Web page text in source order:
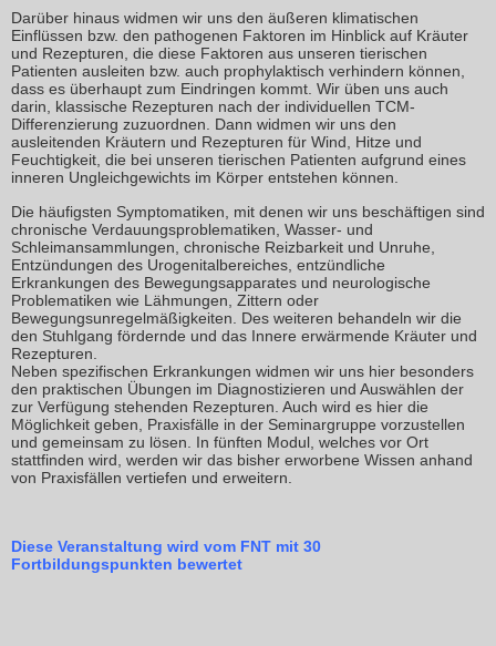
Darüber hinaus widmen wir uns den äußeren klimatischen
Einflüssen bzw. den pathogenen Faktoren im Hinblick auf Kräuter
und Rezepturen, die diese Faktoren aus unseren tierischen
Patienten ausleiten bzw. auch prophylaktisch verhindern können,
dass es überhaupt zum Eindringen kommt. Wir üben uns auch
darin, klassische Rezepturen nach der individuellen TCM-
Differenzierung zuzuordnen. Dann widmen wir uns den
ausleitenden Kräutern und Rezepturen für Wind, Hitze und
Feuchtigkeit, die bei unseren tierischen Patienten aufgrund eines
inneren Ungleichgewichts im Körper entstehen können.
Die häufigsten Symptomatiken, mit denen wir uns beschäftigen sind
chronische Verdauungsproblematiken, Wasser- und
Schleimansammlungen, chronische Reizbarkeit und Unruhe,
Entzündungen des Urogenitalbereiches, entzündliche
Erkrankungen des Bewegungsapparates und neurologische
Problematiken wie Lähmungen, Zittern oder
Bewegungsunregelmäßigkeiten. Des weiteren behandeln wir die
den Stuhlgang fördernde und das Innere erwärmende Kräuter und
Rezepturen.
Neben spezifischen Erkrankungen widmen wir uns hier besonders
den praktischen Übungen im Diagnostizieren und Auswählen der
zur Verfügung stehenden Rezepturen. Auch wird es hier die
Möglichkeit geben, Praxisfälle in der Seminargruppe vorzustellen
und gemeinsam zu lösen. In fünften Modul, welches vor Ort
stattfinden wird, werden wir das bisher erworbene Wissen anhand
von Praxisfällen vertiefen und erweitern.
Diese Veranstaltung wird vom FNT mit 30
Fortbildungspunkten bewertet